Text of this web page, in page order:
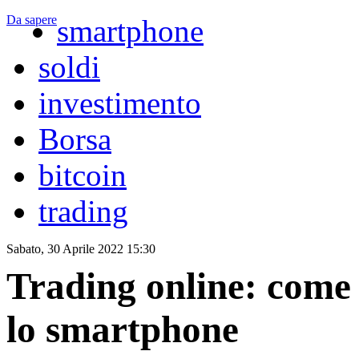
Da saperesmartphone
soldi
investimento
Borsa
bitcoin
trading
Sabato, 30 Aprile 2022 15:30
Trading online:
lo smartphone